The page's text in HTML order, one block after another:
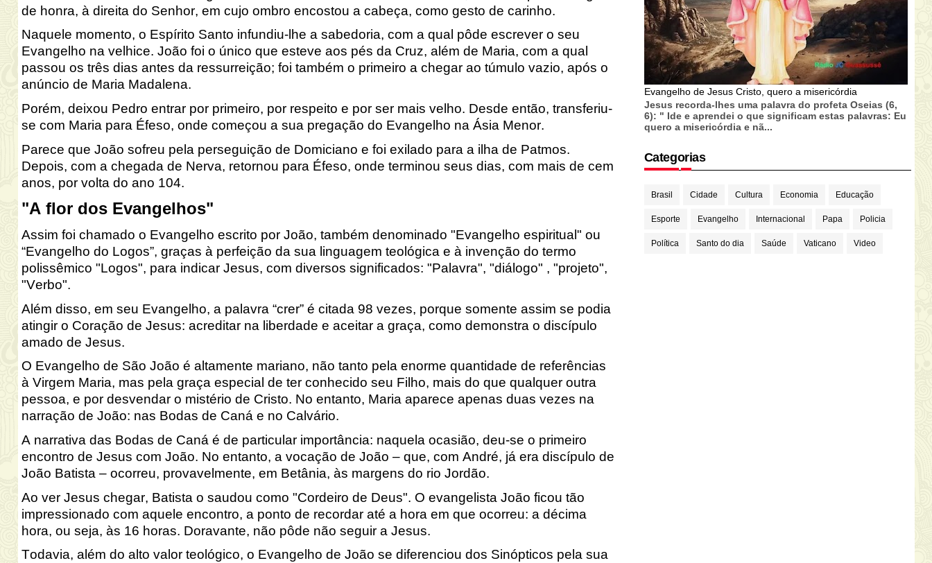
de honra, à direita do Senhor, em cujo ombro encostou a cabeça, como gesto de carinho.
Naquele momento, o Espírito Santo infundiu-lhe a sabedoria, com a qual pôde escrever o seu
Evangelho na velhice. João foi o único que esteve aos pés da Cruz, além de Maria, com a qual
passou os três dias antes da ressurreição; foi também o primeiro a chegar ao túmulo vazio, após o
anúncio de Maria Madalena.
Porém, deixou Pedro entrar por primeiro, por respeito e por ser mais velho. Desde então, transferiu-
se com Maria para Éfeso, onde começou a sua pregação do Evangelho na Ásia Menor.
Parece que João sofreu pela perseguição de Domiciano e foi exilado para a ilha de Patmos.
Depois, com a chegada de Nerva, retornou para Éfeso, onde terminou seus dias, com mais de cem
anos, por volta do ano 104.
"A flor dos Evangelhos"
Assim foi chamado o Evangelho escrito por João, também denominado "Evangelho espiritual" ou
“Evangelho do Logos”, graças à perfeição da sua linguagem teológica e à invenção do termo
polissêmico "Logos", para indicar Jesus, com diversos significados: "Palavra", "diálogo" , "projeto",
"Verbo".
Além disso, em seu Evangelho, a palavra “crer” é citada 98 vezes, porque somente assim se podia
atingir o Coração de Jesus: acreditar na liberdade e aceitar a graça, como demonstra o discípulo
amado de Jesus.
O Evangelho de São João é altamente mariano, não tanto pela enorme quantidade de referências
à Virgem Maria, mas pela graça especial de ter conhecido seu Filho, mais do que qualquer outra
pessoa, e por desvendar o mistério de Cristo. No entanto, Maria aparece apenas duas vezes na
narração de João: nas Bodas de Caná e no Calvário.
A narrativa das Bodas de Caná é de particular importância: naquela ocasião, deu-se o primeiro
encontro de Jesus com João. No entanto, a vocação de João – que, com André, já era discípulo de
João Batista – ocorreu, provavelmente, em Betânia, às margens do rio Jordão.
Ao ver Jesus chegar, Batista o saudou como "Cordeiro de Deus". O evangelista João ficou tão
impressionado com aquele encontro, a ponto de recordar até a hora em que ocorreu: a décima
hora, ou seja, às 16 horas. Doravante, não pôde não seguir a Jesus.
Todavia, além do alto valor teológico, o Evangelho de João se diferenciou dos Sinópticos pela sua
Evangelho de Jesus Cristo, quero a misericórdia
Jesus recorda-lhes uma palavra do profeta Oseias (6,
6): " Ide e aprendei o que significam estas palavras: Eu
quero a misericórdia e nã...
Categorias
Brasil Cidade Cultura Economia Educação
Esporte Evangelho Internacional Papa Policia
Política Santo do dia Saúde Vaticano Video